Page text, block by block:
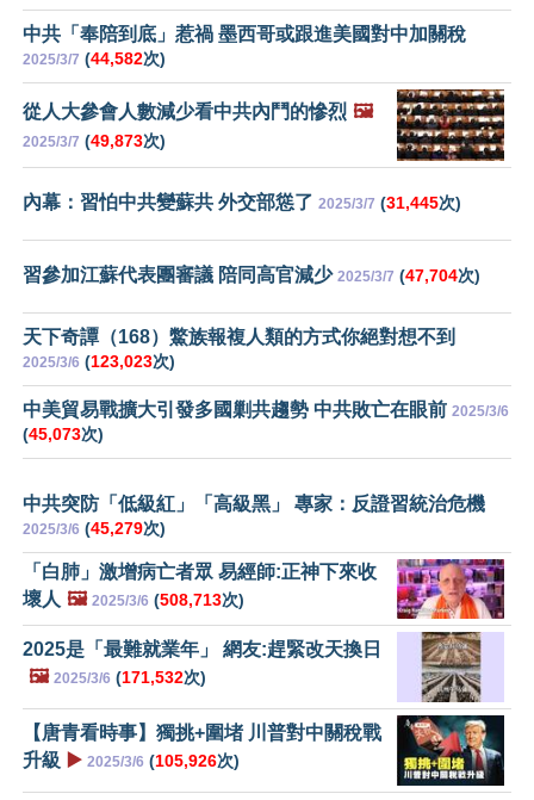
中共「奉陪到底」惹禍 墨西哥或跟進美國對中加關稅
2025/3/7 (44,582次)
從人大參會人數減少看中共內鬥的慘烈 🖼️
2025/3/7 (49,873次)
內幕：習怕中共變蘇共 外交部慫了 2025/3/7 (31,445次)
習參加江蘇代表團審議 陪同高官減少 2025/3/7 (47,704次)
天下奇譚（168）鱉族報複人類的方式你絕對想不到
2025/3/6 (123,023次)
中美貿易戰擴大引發多國剿共趨勢 中共敗亡在眼前 2025/3/6
(45,073次)
中共突防「低級紅」「高級黑」 專家：反證習統治危機
2025/3/6 (45,279次)
「白肺」激增病亡者眾 易經師:正神下來收
壞人 🖼️ 2025/3/6 (508,713次)
2025是「最難就業年」 網友:趕緊改天換日
🖼️ 2025/3/6 (171,532次)
【唐青看時事】獨挑+圍堵 川普對中關稅戰
升級 ▶️ 2025/3/6 (105,926次)